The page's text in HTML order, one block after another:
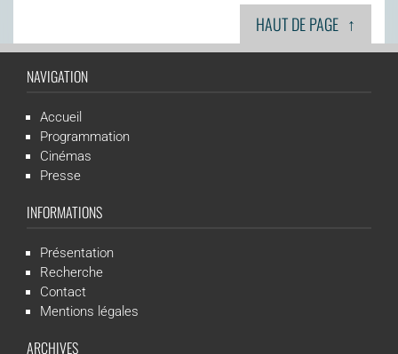
HAUT DE PAGE ↑
NAVIGATION
Accueil
Programmation
Cinémas
Presse
INFORMATIONS
Présentation
Recherche
Contact
Mentions légales
ARCHIVES